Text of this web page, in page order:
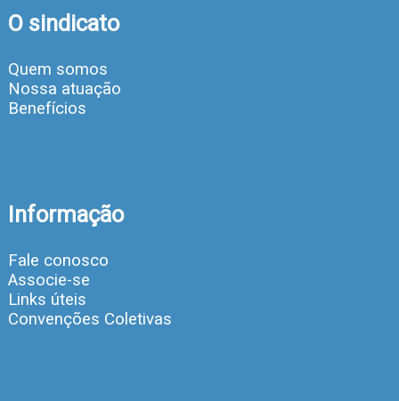
O sindicato
Quem somos
Nossa atuação
Benefícios
Informação
Fale conosco
Associe-se
Links úteis
Convenções Coletivas